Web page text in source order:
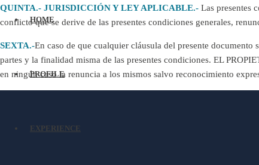
HOME
PROFILE
EXPERIENCE
QUINTA.- JURISDICCIÓN Y LEY APLICABLE.- Las presentes
conflicto que se derive de las presentes condiciones generales,
SEXTA.-En caso de que cualquier cláusula del presente
partes y la finalidad misma de las presentes condiciones. EL
en ningún caso la renuncia a los mismos salvo reconocimiento